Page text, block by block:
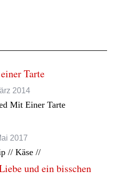
2014
Mit Einer Tarte
2017
// Käse //